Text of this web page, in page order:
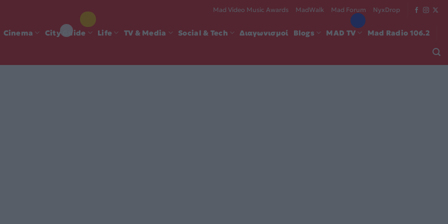
Mad Video Music Awards MadWalk Mad Forum NyxDrop
Cinema City Guide Life TV & Media Social & Tech Διαγωνισμοί Blogs MAD TV Mad Radio 106.2